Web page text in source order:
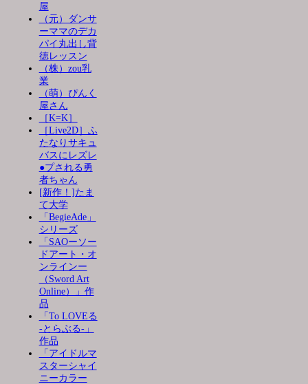
屋
（元）ダンサ
ーママのデカ
パイ丸出し背
徳レッスン
（株）zou乳
業
（萌）ぴんく
屋さん
［K=K］
［Live2D］ふ
たなりサキュ
バスにレズレ
●プされる勇
者ちゃん
[新作！]たま
て大学
「BegieAde」
シリーズ
「SAOーソー
ドアート・オ
ンラインー
（Sword Art
Online）」作
品
「To LOVEる
-とらぶる-」
作品
「アイドルマ
スターシャイ
ニーカラー